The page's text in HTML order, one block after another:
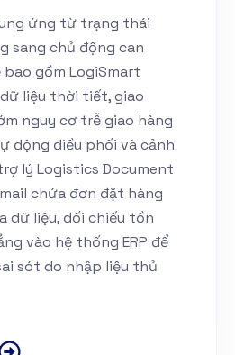
ứng từ trạng thái
sang chủ động can
gồm LogiSmart
liệu thời tiết, giao
nguy cơ trễ giao hàng
động điều phối và cảnh
lý Logistics Document
chứa đơn đặt hàng
dữ liệu, đối chiếu tồn
vào hệ thống ERP để
sót do nhập liệu thủ